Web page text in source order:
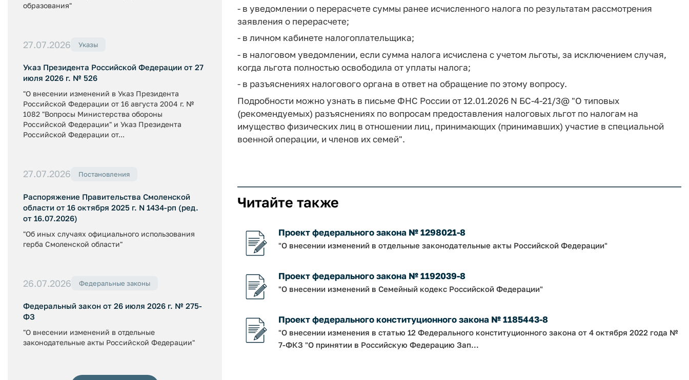
образования"
27.07.2026 Указы
Указ Президента Российской Федерации от 27
июля 2026 г. № 526
"О внесении изменений в Указ Президента
Российской Федерации от 16 августа 2004 г. №
1082 "Вопросы Министерства обороны
Российской Федерации" и Указ Президента
Российской Федерации от...
27.07.2026 Постановления
Распоряжение Правительства Смоленской
области от 16 октября 2025 г. N 1434-рп (ред.
от 16.07.2026)
"Об иных случаях официального использования
герба Смоленской области"
26.07.2026 Федеральные законы
Федеральный закон от 26 июля 2026 г. № 275-
ФЗ
"О внесении изменений в отдельные
законодательные акты Российской Федерации"
- в уведомлении о перерасчете суммы ранее исчисленного налога по результатам рассмотрения
заявления о перерасчете;
- в личном кабинете налогоплательщика;
- в налоговом уведомлении, если сумма налога исчислена с учетом льготы, за исключением случая,
когда льгота полностью освободила от уплаты налога;
- в разъяснениях налогового органа в ответ на обращение по этому вопросу.
Подробности можно узнать в письме ФНС России от 12.01.2026 N БС-4-21/3@ "О типовых
(рекомендуемых) разъяснениях по вопросам предоставления налоговых льгот по налогам на
имущество физических лиц в отношении лиц, принимающих (принимавших) участие в специальной
военной операции, и членов их семей".
Читайте также
Проект федерального закона № 1298021-8
"О внесении изменений в отдельные законодательные акты Российской Федерации"
Проект федерального закона № 1192039-8
"О внесении изменений в Семейный кодекс Российской Федерации"
Проект федерального конституционного закона № 1185443-8
"О внесении изменения в статью 12 Федерального конституционного закона от 4 октября 2022 года №
7-ФКЗ "О принятии в Российскую Федерацию Зап...